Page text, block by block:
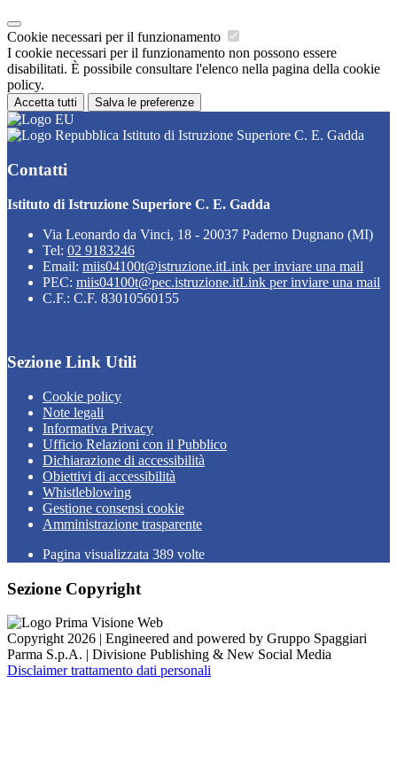
Cookie necessari per il funzionamento
I cookie necessari per il funzionamento non possono essere
disabilitati. È possibile consultare l'elenco nella pagina della cookie
policy.
Accetta tutti Salva le preferenze
Istituto di Istruzione Superiore C. E. Gadda
Contatti
Istituto di Istruzione Superiore C. E. Gadda
Via Leonardo da Vinci, 18 - 20037 Paderno Dugnano (MI)
Tel: 02 9183246
Email: miis04100t@istruzione.itLink per inviare una mail
PEC: miis04100t@pec.istruzione.itLink per inviare una mail
C.F.: C.F. 83010560155
Sezione Link Utili
Cookie policy
Note legali
Informativa Privacy
Ufficio Relazioni con il Pubblico
Dichiarazione di accessibilità
Obiettivi di accessibilità
Whistleblowing
Gestione consensi cookie
Amministrazione trasparente
Pagina visualizzata 389 volte
Sezione Copyright
Copyright 2026 | Engineered and powered by Gruppo Spaggiari
Parma S.p.A. | Divisione Publishing & New Social Media
Disclaimer trattamento dati personali